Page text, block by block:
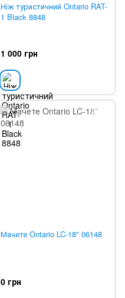
Ніж туристичний Ontario RAT-
1 Black 8848
1 000 грн
Мачете Ontario LC-18" 06148
0 грн